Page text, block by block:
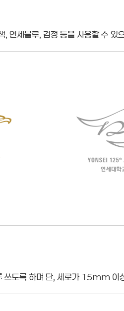
, 연세블루, 검정 등을 사용할 수
도록 하며 단, 세로가 15mm 이